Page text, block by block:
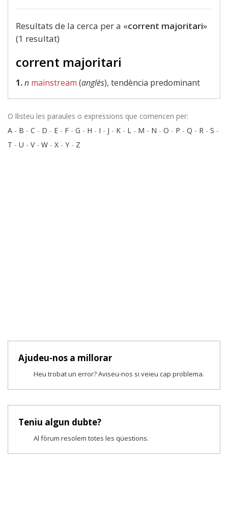
Resultats de la cerca per a «corrent majoritari»
(1 resultat)
corrent majoritari
1.n mainstream (anglès), tendència predominant
O llisteu les paraules o expressions que comencen per:
A - B - C - D - E - F - G - H - I - J - K - L - M - N - O - P - Q - R - S -
T - U - V- W - X - Y - Z
Ajudeu-nos a millorar
Heu trobat un error? Aviseu-nos si veieu cap problema.
Teniu algun dubte?
Al fòrum resolem totes les qüestions.